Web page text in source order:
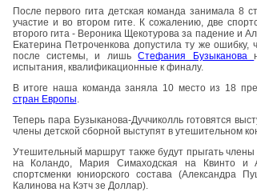
После первого гита детская команда занимала 8
участие и во втором гите. К сожалению, две
второго гита - Вероника Щекотурова за падение и
Екатерина Петроченкова допустила ту же
после системы, и лишьСтефания Бузыканова
испытания, квалификационные к финалу.
В итоге наша команда заняла 10 место из 18
стран Европы.
Теперь пара Бузыканова-Дуччиколль готовятся
члены детской сборной выступят в утешительном
Утешительный маршрут также будут прыгать
на Коландо, Мария Симаходская на Квинто
спортсменки юниорского состава (Александра
Калинова на Кэтч зе Доллар).